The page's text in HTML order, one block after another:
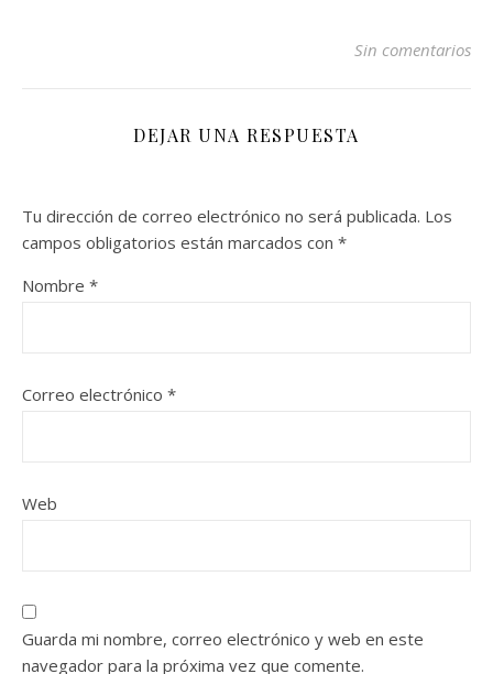
Sin comentarios
DEJAR UNA RESPUESTA
Tu dirección de correo electrónico no será publicada. Los
campos obligatorios están marcados con *
Nombre *
Correo electrónico *
Web
Guarda mi nombre, correo electrónico y web en este
navegador para la próxima vez que comente.